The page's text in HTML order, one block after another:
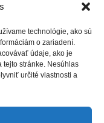
technológie, ako sú
o zariadení.
údaje, ako je
stránke. Nesúhlas
určité vlastnosti a
Zásady
o ochrane